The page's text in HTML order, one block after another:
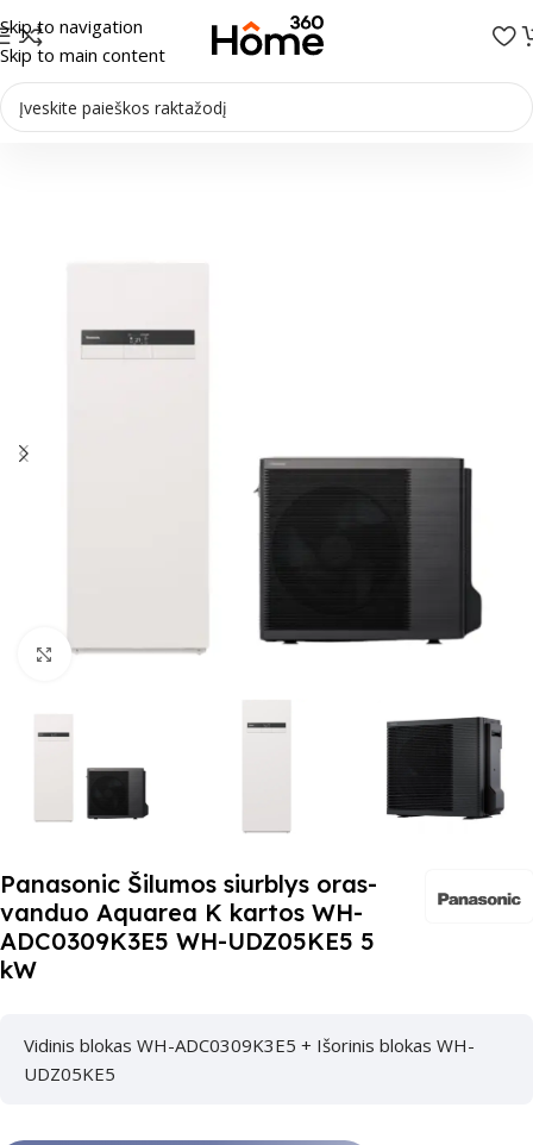
Skip to navigation
Skip to main content
Pradžia/Šilumos siurbliai/Šilumos siurbliai Oras-vanduo
Paspauskite čia, kad padidinti
Panasonic Šilumos siurblys oras-
vanduo Aquarea K kartos WH-
ADC0309K3E5 WH-UDZ05KE5 5
kW
Vidinis blokas WH-ADC0309K3E5 + Išorinis blokas WH-
UDZ05KE5